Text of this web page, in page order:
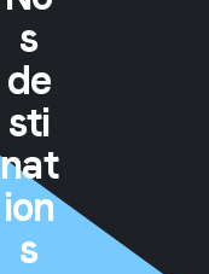
s
de
sti
nat
ion
s